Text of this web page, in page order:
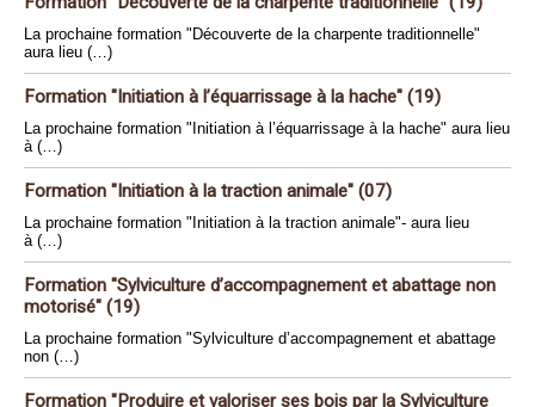
La prochaine formation "Découverte de la charpente traditionnelle"
aura lieu (…)
Formation "Initiation à l’équarrissage à la hache" (19)
La prochaine formation "Initiation à l’équarrissage à la hache" aura lieu
à (…)
Formation "Initiation à la traction animale" (07)
La prochaine formation "Initiation à la traction animale"- aura lieu
à (…)
Formation "Sylviculture d’accompagnement et abattage non
motorisé" (19)
La prochaine formation "Sylviculture d’accompagnement et abattage
non (…)
Formation "Produire et valoriser ses bois par la Sylviculture